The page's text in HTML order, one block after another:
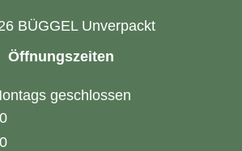
BÜGGEL Unverpackt
Öffnungszeiten
geschlossen